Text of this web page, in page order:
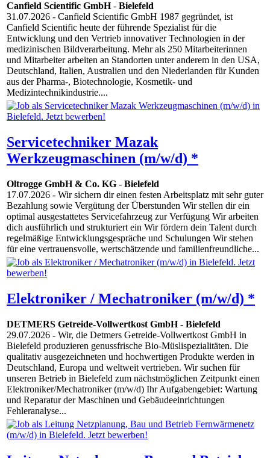
Canfield Scientific GmbH- Bielefeld
31.07.2026 - Canfield Scientific GmbH 1987 gegründet, ist
Canfield Scientific heute der führende Spezialist für die
Entwicklung und den Vertrieb innovativer Technologien in der
medizinischen Bildverarbeitung. Mehr als 250 Mitarbeiterinnen
und Mitarbeiter arbeiten an Standorten unter anderem in den USA,
Deutschland, Italien, Australien und den Niederlanden für Kunden
aus der Pharma-, Biotechnologie, Kosmetik- und
Medizintechnikindustrie....
Servicetechniker Mazak
Werkzeugmaschinen (m/w/d) *
Oltrogge GmbH & Co. KG - Bielefeld
17.07.2026 - Wir sichern dir einen festen Arbeitsplatz mit sehr guter
Bezahlung sowie Vergütung der Überstunden Wir stellen dir ein
optimal ausgestattetes Servicefahrzeug zur Verfügung Wir arbeiten
dich ausführlich und strukturiert ein Wir fördern dein Talent durch
regelmäßige Entwicklungsgespräche und Schulungen Wir stehen
für eine vertrauensvolle, wertschätzende und familienfreundliche...
Elektroniker / Mechatroniker (m/w/d) *
DETMERS Getreide-Vollwertkost GmbH- Bielefeld
29.07.2026 - Wir, die Detmers Getreide-Vollwertkost GmbH in
Bielefeld produzieren genussfrische Bio-Müslispezialitäten. Die
qualitativ ausgezeichneten und hochwertigen Produkte werden in
Deutschland, Europa und weltweit vertrieben. Wir suchen für
unseren Betrieb in Bielefeld zum nächstmöglichen Zeitpunkt einen
Elektroniker/Mechatroniker (m/w/d) Ihr Aufgabengebiet: Wartung
und Reparatur der Maschinen und Gebäudeeinrichtungen
Fehleranalyse...